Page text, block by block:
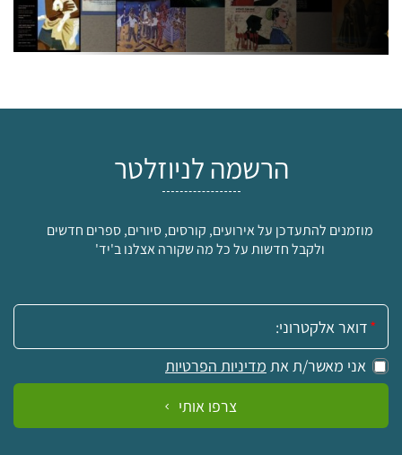
הרשמה לניוזלטר
מוזמנים להתעדכן על אירועים, קורסים, סיורים, ספרים חדשים
ולקבל חדשות על כל מה שקורה אצלנו ב'יד'
אימייל:
אני מאשר/ת את מדיניות הפרטיות
צרפו אותי